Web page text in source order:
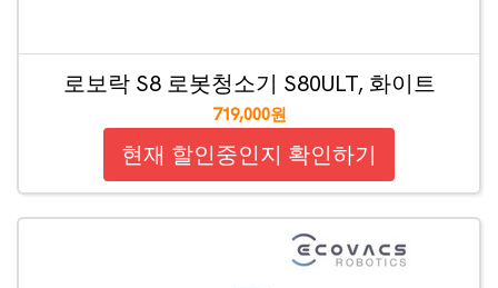
로보락 S8 로봇청소기 S80ULT, 화이트
719,000원
현재 할인중인지 확인하기